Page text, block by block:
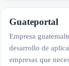
Guateportal
Empresa
desarrollo de
empresas que